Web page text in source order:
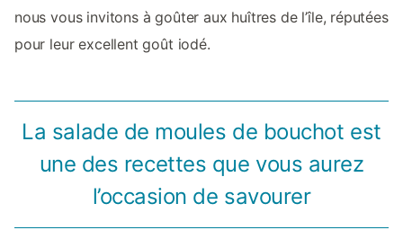
nous vous invitons à goûter aux huîtres de l’île, réputées
pour leur excellent goût iodé.
La salade de moules de bouchot est
une des recettes que vous aurez
l’occasion de savourer